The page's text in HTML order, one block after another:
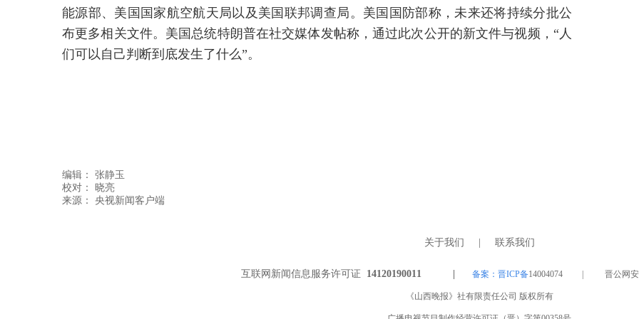
能源部、美国国家航空航天局以及美国联邦调查局。美国国防部称，未来还将持续分批公
布更多相关文件。美国总统特朗普在社交媒体发帖称，通过此次公开的新文件与视频，“人
们可以自己判断到底发生了什么”。
编辑： 张静玉
校对： 晓亮
关于我们 联系我们
互联网新闻信息服务许可证 14120190011 | 备案：晋ICP备14004074 | 晋公网安备
《山西晚报》社有限责任公司 版权所有